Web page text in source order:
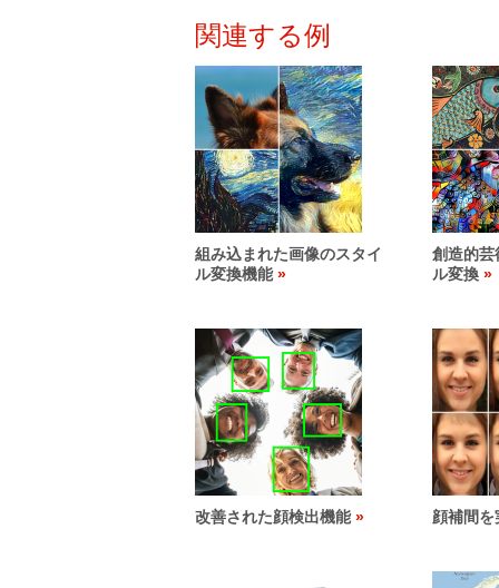
関連する例
組み込まれた画像のスタイ
ル変換機能
創造的芸
ル変換
改善された顔検出機能 顔補間